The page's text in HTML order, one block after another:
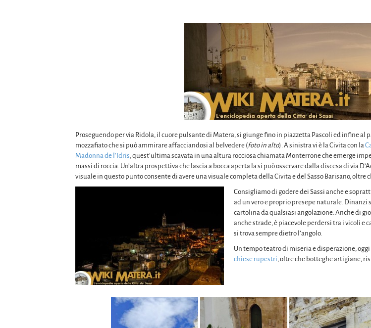
Proseguendo per via Ridola, il cuore pulsante di Matera, si giunge fino in piazzetta Pascoli ed infine al
mozzafiato che si può ammirare affacciandosi al belvedere (foto in alto). A sinistra vi è la Civita con la
Madonna de l’Idris, quest’ultima scavata in una altura rocciosa chiamata Monterrone che emerge
massi di roccia. Un’altra prospettiva che lascia a bocca aperta la si può osservare dalla discesa di via
visuale in questo punto consente di avere una visuale completa della Civita e del Sasso Barisano, oltre
Consigliamo di godere dei Sassi anche e
ad un vero e proprio presepe naturale.
cartolina da qualsiasi angolazione. Anche di
anche strade, è piacevole perdersi tra i vicoli e
si trova sempre dietro l’angolo.
Un tempo teatro di miseria e disperazione,
chiese rupestri, oltre che botteghe artigiane,